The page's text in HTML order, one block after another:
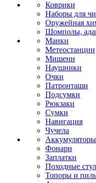
Коврики
Наборы для
Оружейная
Шомполы,
Манки
Метеостанции
Мишени
Наушники
Очки
Патронташи
Подсумки
Рюкзаки
Сумки
Навигация
Чучела
Аккумуляторы
Фонари
Заплатки
Походные
Топоры и